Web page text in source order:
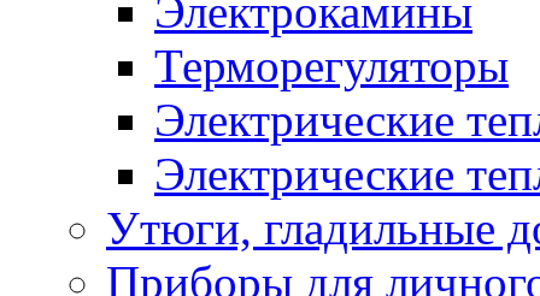
Электрокамины
Терморегуляторы
Электрические
Электрические
Утюги, гладильные
Приборы для